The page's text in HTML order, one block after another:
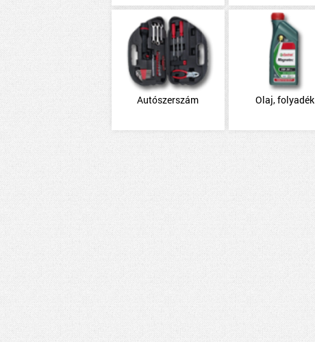
Autószerszám Olaj, folyadék